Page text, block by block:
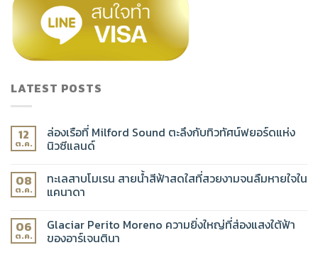
LATEST POSTS
12
ต.ค.
ล่องเรือที่ Milford Sound ตะลึงกับทิวทัศน์ฟยอร์ดแห่ง
นิวซีแลนด์
08
ต.ค.
ทะเลสาบโมเรน สายน้ำสีฟ้าสดใสที่สวยงามจนลืมหายใจใน
แคนาดา
06
ต.ค.
Glaciar Perito Moreno ความยิ่งใหญ่ที่ส่องแสงใต้ฟ้า
ของอาร์เจนตินา